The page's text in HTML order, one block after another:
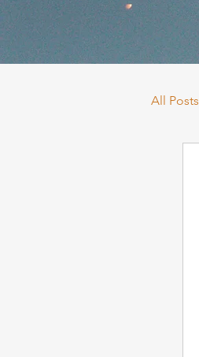
All Posts